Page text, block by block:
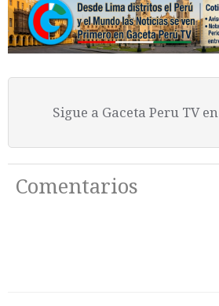
Sigue a Gaceta Peru TV en
Comentarios